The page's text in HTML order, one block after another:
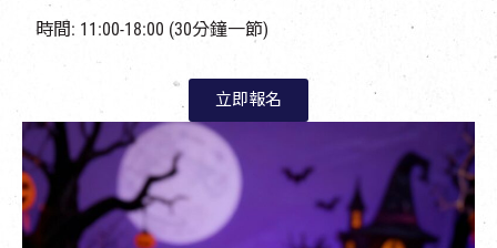
時間: 11:00-18:00 (30分鐘一節)
立即報名